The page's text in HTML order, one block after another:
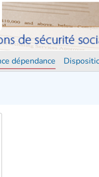
dépendance